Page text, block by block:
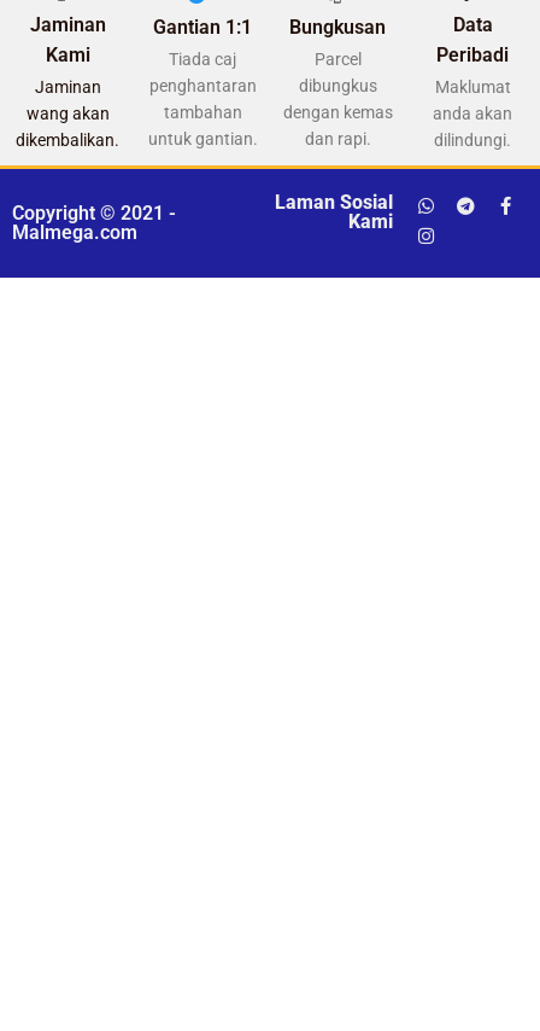
Jaminan
Kami
Jaminan
wang akan
dikembalikan.
Gantian 1:1
Tiada caj
penghantaran
tambahan
untuk gantian.
Bungkusan
Parcel
dibungkus
dengan kemas
dan rapi.
Data
Peribadi
Maklumat
anda akan
dilindungi.
Copyright © 2021 -
Malmega.com
Laman Sosial
Kami